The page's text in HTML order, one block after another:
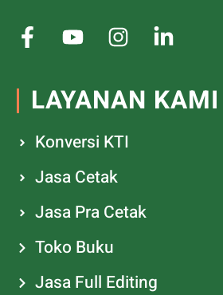
LAYANAN KAMI
Konversi KTI
Jasa Cetak
Jasa Pra Cetak
Toko Buku
Jasa Full Editing